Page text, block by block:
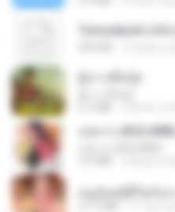
กุหลาบ (KULARB)
หนูน้อยสู้ชีวิตกับ